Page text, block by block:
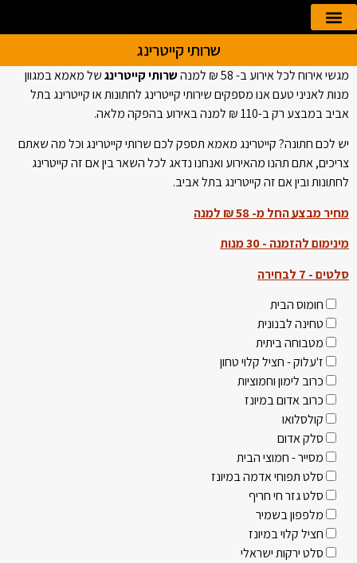
שרותי קייטרינג
מגשי אירוח לכל אירוע ב- 58 ₪ למנה שרותי קייטרינגשל מאמא במגוון
מנות לאניני טעם אנו מספקים שירותי קייטרינג לחתונות או קייטרינג בתל
אביב במבצע רק ב-110 ₪ למנה באירוע בהפקה מלאה.
יש לכם חתונה? קייטרינג מאמא תספק לכם שרותי קייטרינג וכל מה שאתם
צריכים, אתם תהנו מהאירוע ואנחנו נדאג לכל השאר בין אם זה קייטרינג
לחתונות ובין אם זה קייטרינג בתל אביב.
מחיר מבצע החל מ- 58 ₪ למנה
מינימום להזמנה - 30 מנות
Please leave this field empty.
Please leave this field empty.
סלטים - 7 לבחירה
Please leave this field empty.
חומוס הבית
טחינה לבנונית
מטבוחה ביתית
ז'עלוק - חציל קלוי טחון
כרוב לימון וחמוציות
כרוב אדום במיונז
קולסלואו
סלק אדום
מסייר - חמוצי הבית
סלט תפוחי אדמה במיונז
סלט גזר חי חריף
מלפפון בשמיר
חציל קלוי במיונז
סלט ירקות ישראלי